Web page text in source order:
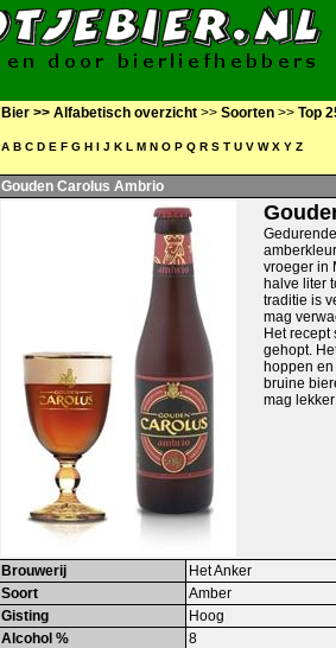
Bier >> Alfabetisch overzicht >> Soorten >> Top
A B C D E F G H I J K L M N O P Q R S T U V W X Y Z
Gouden Carolus Ambrio
vroeger in
halve liter
traditie is
mag
Het recept
gehopt.
hoppen
bruine
mag
Brouwerij
Het Anker
Soort
Amber
Gisting
Hoog
Alcohol %
8